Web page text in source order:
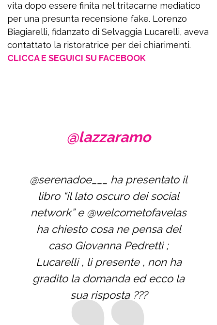
vita dopo essere finita nel tritacarne mediatico
per una presunta recensione fake. Lorenzo
Biagiarelli, fidanzato di Selvaggia Lucarelli, aveva
contattato la ristoratrice per dei chiarimenti.
CLICCA E SEGUICI SU FACEBOOK
@lazzaramo
@serenadoe___ ha presentato il
libro “il lato oscuro dei social
network” e @welcometofavelas
ha chiesto cosa ne pensa del
caso Giovanna Pedretti ;
Lucarelli , li presente , non ha
gradito la domanda ed ecco la
sua risposta ???